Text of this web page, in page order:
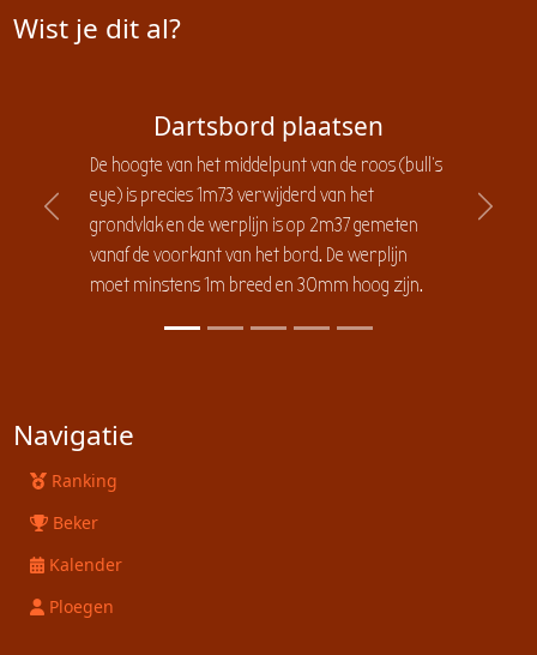
Wist je dit al?
Dartsbord plaatsen
De hoogte van het middelpunt van de roos (bull's
eye) is precies 1m73 verwijderd van het
grondvlak en de werplijn is op 2m37 gemeten
vanaf de voorkant van het bord. De werplijn
moet minstens 1m breed en 30mm hoog zijn.
Previous Next
Navigatie
Ranking
Beker
Kalender
Ploegen